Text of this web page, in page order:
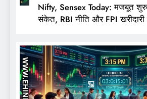
Nifty, Sensex Today: मजबूत
संकेत, RBI नीति और FPI खरीदारी